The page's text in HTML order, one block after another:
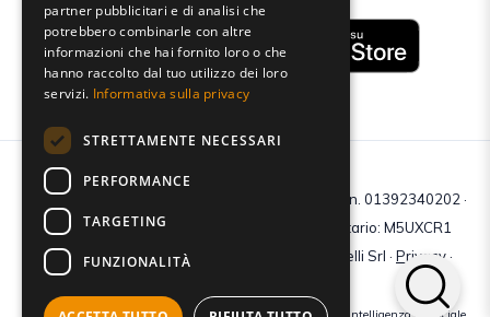
C.F e P.IVA: 01392340202 · Reg.Imp. di Mantova: n. 01392340202 ·
Capitale sociale € 210.400 i.v. · Codice destinatario: M5UXCR1
© 2026 Tutti i diritti riservati · Centro Studi Castelli Srl · Privacy·
partner pubblicitari e di analisi che
potrebbero combinarle con altre
informazioni che hai fornito loro o che
hanno raccolto dal tuo utilizzo dei loro
servizi. Informativa sulla privacy
STRETTAMENTE NECESSARI
PERFORMANCE
TARGETING
FUNZIONALITÀ